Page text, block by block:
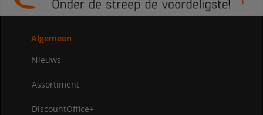
Algemeen
Nieuws
Assortiment
DiscountOffice+